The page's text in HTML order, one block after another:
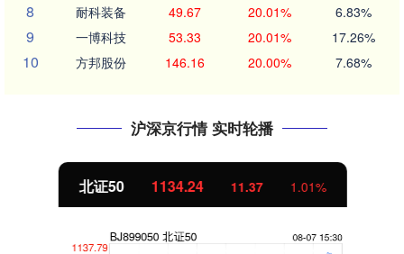
8 耐科装备 49.67 20.01% 6.83%
9 一博科技 53.33 20.01% 17.26%
10 方邦股份 146.16 20.00% 7.68%
沪深京行情 实时轮播
北证50 1134.24 11.37 1.01%